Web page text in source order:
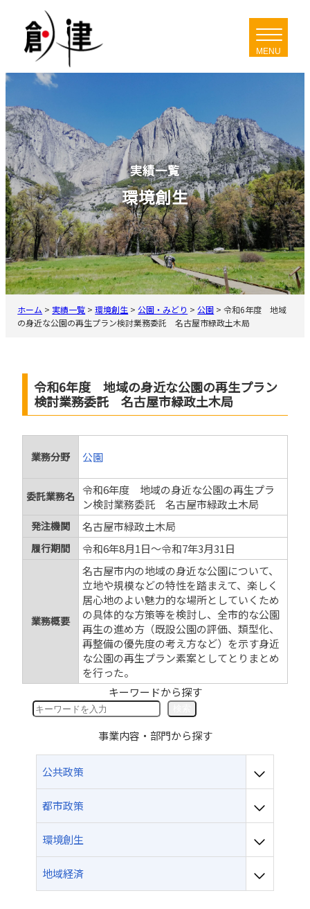
キ
プ
環境創生
実績一覧
ホーム > 実績一覧 >環境創生 >公園・みどり >公園 >令和6年度 地域
の身近な公園の再生プラン検討業務委託 名古屋市緑政土木局
令和6年度 地域の身近な公園の再生プラン
検討業務委託 名古屋市緑政土木局
業務分野 公園
委託業務名 令和6年度 地域の身近な公園の再生プラ
ン検討業務委託 名古屋市緑政土木局
発注機関 名古屋市緑政土木局
履行期間 令和6年8月1日～令和7年3月31日
業務概要
名古屋市内の地域の身近な公園について、
立地や規模などの特性を踏まえて、楽しく
居心地のよい魅力的な場所としていくため
の具体的な方策等を検討し、全市的な公園
再生の進め方（既設公園の評価、類型化、
再整備の優先度の考え方など）を示す身近
な公園の再生プラン素案としてとりまとめ
を行った。
キーワードから探す
事業内容・部門から探す
公共政策
都市政策
環境創生
地域経済